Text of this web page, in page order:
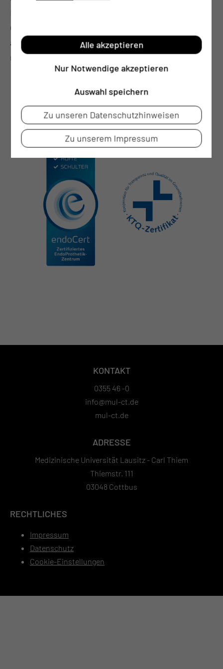
unsere Anstrengungen sind dann darauf
ausgerichtet, die Lebenszeit der Patienten bei
möglichst guter Lebensqualität zu verlängern.“
KONTAKT
0355 46 -0
info@mul-ct.de
mul-ct.de
ADRESSE
Medizinische Universität Lausitz - Carl Thiem
Thiemstr. 111
03048 Cottbus
RECHTLICHES
Impressum
Datenschutz
Cookie-Einstellungen
Alle akzeptieren
Nur Notwendige akzeptieren
Auswahl speichern
Zu unseren Datenschutzhinweisen
Zu unserem Impressum